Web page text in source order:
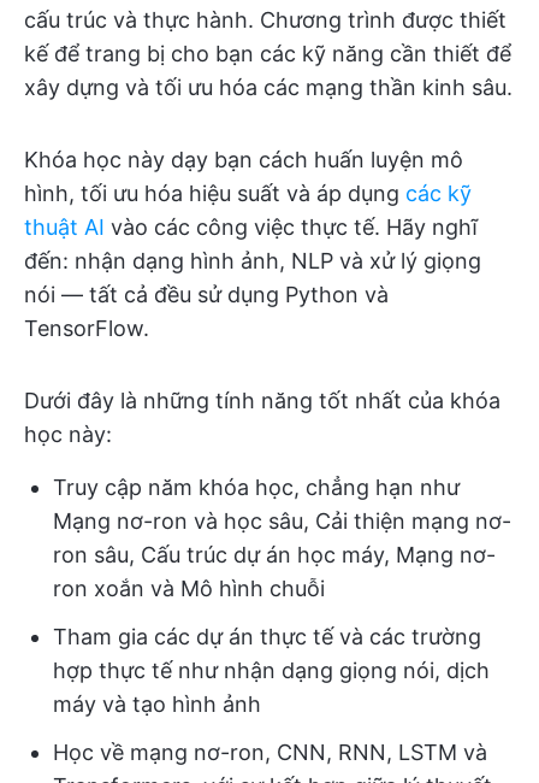
cấu trúc và thực hành. Chương trình được thiết
kế để trang bị cho bạn các kỹ năng cần thiết để
xây dựng và tối ưu hóa các mạng thần kinh sâu.
Khóa học này dạy bạn cách huấn luyện mô
hình, tối ưu hóa hiệu suất và áp dụng các kỹ
thuật AI vào các công việc thực tế. Hãy nghĩ
đến: nhận dạng hình ảnh, NLP và xử lý giọng
nói — tất cả đều sử dụng Python và
TensorFlow.
Dưới đây là những tính năng tốt nhất của khóa
học này:
Truy cập năm khóa học, chẳng hạn như
Mạng nơ-ron và học sâu, Cải thiện mạng nơ-
ron sâu, Cấu trúc dự án học máy, Mạng nơ-
ron xoắn và Mô hình chuỗi
Tham gia các dự án thực tế và các trường
hợp thực tế như nhận dạng giọng nói, dịch
máy và tạo hình ảnh
Học về mạng nơ-ron, CNN, RNN, LSTM và